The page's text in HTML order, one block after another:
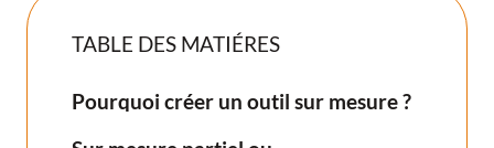
TABLE DES MATIÉRES
Pourquoi créer un outil sur mesure ?